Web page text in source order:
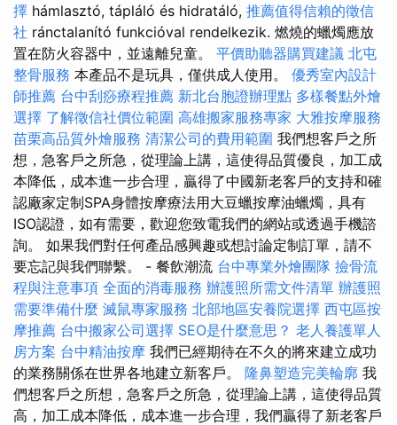
擇 hámlasztó, tápláló és hidratáló, 推薦值得信賴的徵信
社 ránctalanító funkcióval rendelkezik. 燃燒的蠟燭應放
置在防火容器中，並遠離兒童。 平價助聽器購買建議 北屯
整骨服務 本產品不是玩具，僅供成人使用。 優秀室內設計
師推薦 台中刮痧療程推薦 新北台胞證辦理點 多樣餐點外燴
選擇 了解徵信社價位範圍 高雄搬家服務專家 大雅按摩服務
苗栗高品質外燴服務 清潔公司的費用範圍 我們想客戶之所
想，急客戶之所急，從理論上講，這使得品質優良，加工成
本降低，成本進一步合理，贏得了中國新老客戶的支持和確
認廠家定制SPA身體按摩療法用大豆蠟按摩油蠟燭，具有
ISO認證，如有需要，歡迎您致電我們的網站或透過手機諮
詢。 如果我們對任何產品感興趣或想討論定制訂單，請不
要忘記與我們聯繫。 - 餐飲潮流 台中專業外燴團隊 撿骨流
程與注意事項 全面的消毒服務 辦護照所需文件清單 辦護照
需要準備什麼 滅鼠專家服務 北部地區安養院選擇 西屯區按
摩推薦 台中搬家公司選擇 SEO是什麼意思？ 老人養護單人
房方案 台中精油按摩 我們已經期待在不久的將來建立成功
的業務關係在世界各地建立新客戶。 隆鼻塑造完美輪廓 我
們想客戶之所想，急客戶之所急，從理論上講，這使得品質
高，加工成本降低，成本進一步合理，我們贏得了新老客戶